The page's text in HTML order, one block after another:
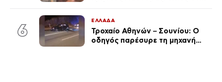
6
ΕΛΛΑΔΑ
Τροχαίο Αθηνών – Σουνίου: Ο
οδηγός παρέσυρε τη μηχανή